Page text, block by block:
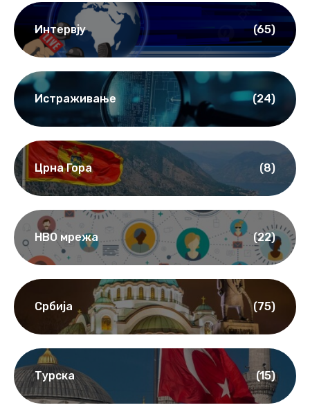
Интервју (65)
Истраживање (24)
Црна Гора (8)
НВО мрежа (22)
Србија (75)
Турска (15)